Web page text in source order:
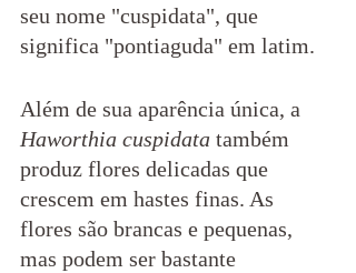
seu nome "cuspidata", que
significa "pontiaguda" em latim.
Além de sua aparência única, a
Haworthia cuspidata também
produz flores delicadas que
crescem em hastes finas. As
flores são brancas e pequenas,
mas podem ser bastante